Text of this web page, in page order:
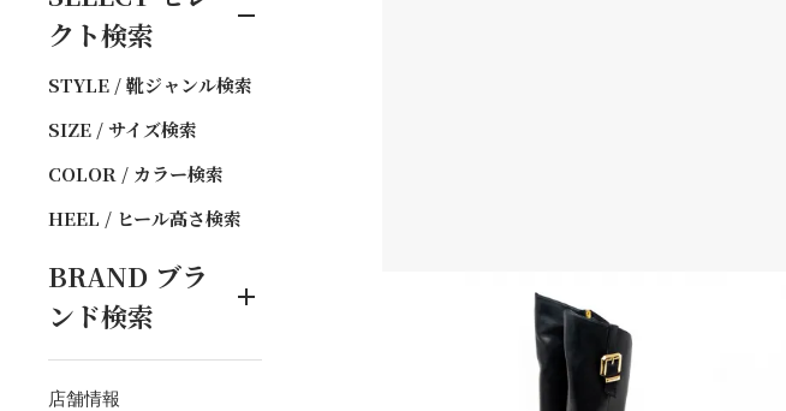
クト検索
STYLE / 靴ジャンル検索
SIZE / サイズ検索
COLOR / カラー検索
HEEL / ヒール高さ検索
BRAND ブラ
ンド検索
店舗情報